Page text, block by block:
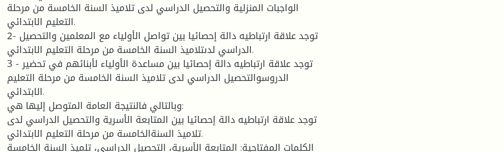
الواجبات المنزلية والتحصيل الدراسي لدى تلاميذ السنة الخامسة من مرحلة
التعليم الابتدائي.
2- توجد علاقة ارتباطيه دالة إحصائيا بين تواصل الأولياء مع المعلمين والتحصيل
الدراسي لدىتلاميذ السنة الخامسة من مرحلة التعليم الابتدائي.
3 - توجد علاقة ارتباطيه دالة إحصائيا بين مساعدة الأولياء لأبنائهم في تحضير
الدروسوالتحصيل الدراسي لدى تلاميذ السنة الخامسة من مرحلة التعليم
الابتدائي.
وبالتالي فالنتيجة العامة المتوصل إليها هي:
توجد علاقة ارتباطيه دالة إحصائيا بين المتابعة الأسرية والتحصيل الدراسي لدى
تلاميذ السنةالخامسة من مرحلة التعليم الابتدائي.
الكلمات المفتاحية: المتابعة الأسرية، التحصيل الدراسي، تلميذ السنة الخامسة